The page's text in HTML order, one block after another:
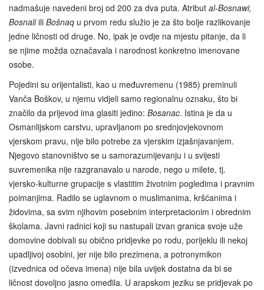
nadmašuje navedeni broj od 200 za dva puta. Atribut al-Bosnawi,
Bosnaliili Bošnaq u prvom redu služio je za što bolje razlikovanje
jedne ličnosti od druge. No, ipak je ovdje na mjestu pitanje, da li
se njime možda označavala i narodnost konkretno imenovane
osobe.
Pojedini su orijentalisti, kao u međuvremenu (1985) preminuli
Vanča Boškov, u njemu vidjeli samo regionalnu oznaku, što bi
značilo da prijevod ima glasiti jedino: Bosanac. Istina je da u
Osmanlijskom carstvu, upravljanom po srednjovjekovnom
vjerskom pravu, nije bilo potrebe za vjerskim izjašnjavanjem.
Njegovo stanovništvo se u samorazumijevanju i u svijesti
suvremenika nije razgranavalo u narode, nego u milete, tj.
vjersko-kulturne grupacije s vlastitim životnim pogledima i pravnim
poimanjima. Radilo se uglavnom o muslimanima, kršćanima i
židovima, sa svim njihovim posebnim interpretacionim i obrednim
školama. Javni radnici koji su nastupali izvan granica svoje uže
domovine dobivali su obično pridjevke po rodu, porijeklu ili nekoj
upadljivoj osobini, jer nije bilo prezimena, a potronymikon
(izvednica od očeva imena) nije bila uvijek dostatna da bi se
ličnost dovoljno jasno omeđila. U arapskom jeziku se pridjevak po